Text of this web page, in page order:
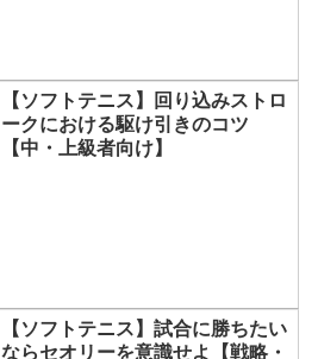
【ソフトテニス】回り込みストロ
ークにおける駆け引きのコツ
【中・上級者向け】
【ソフトテニス】試合に勝ちたい
ならセオリーを意識せよ【戦略・